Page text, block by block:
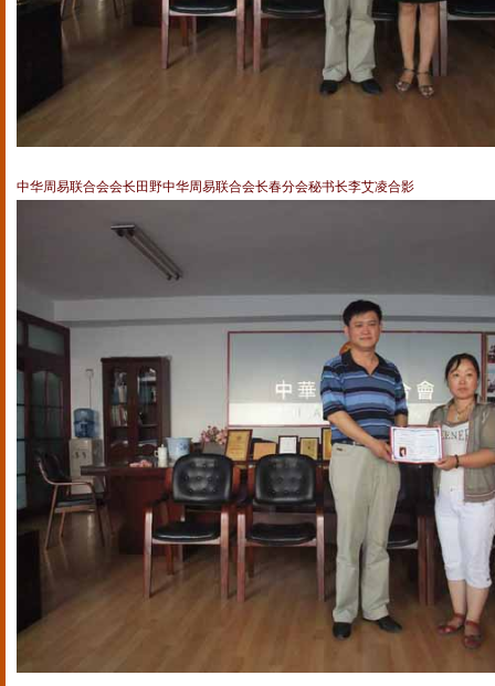
中华周易联合会会长田野中华周易联合会长春分会秘书长李艾凌合影